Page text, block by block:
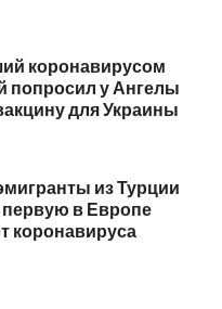
коронавирусом
попросил у Ангелы
для Украины
из Турции
первую в Европе
коронавируса